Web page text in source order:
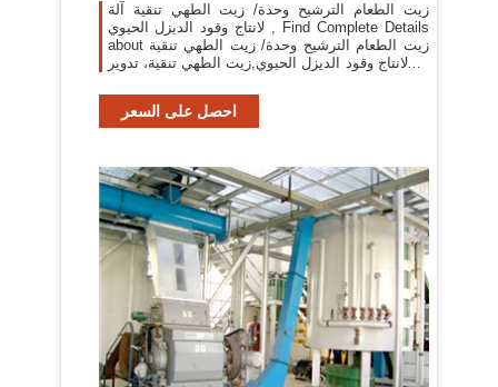
زيت الطعام الترشيح وحدة/ زيت الطهي تنقية آلة
لانتاج وقود الديزل الحيوي , Find Complete Details
about زيت الطعام الترشيح وحدة/ زيت الطهي تنقية
آلة لانتاج وقود الديزل الحيوي,زيت الطهي تنقية، تدوير
احصل على السعر